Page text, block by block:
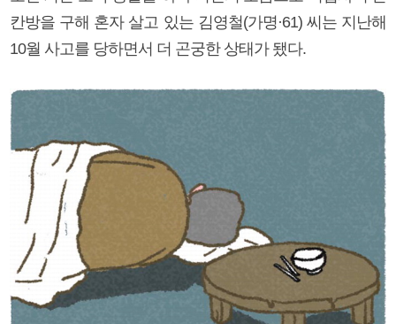
칸방을 구해 혼자 살고 있는 김영철(가명·61) 씨는 지난해
10월 사고를 당하면서 더 곤궁한 상태가 됐다.